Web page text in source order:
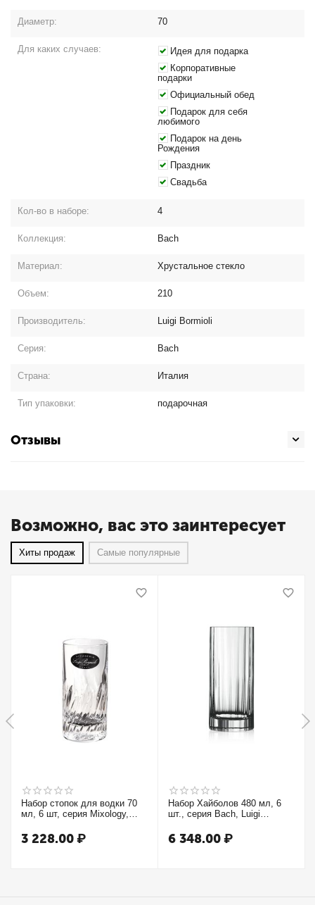
Диаметр: 70
Для каких случаев:
Идея для подарка
Корпоративные
подарки
Официальный обед
Подарок для себя
любимого
Подарок на день
Рождения
Праздник
Свадьба
Кол-во в наборе: 4
Коллекция: Bach
Материал: Хрустальное стекло
Объем: 210
Производитель: Luigi Bormioli
Серия: Bach
Страна: Италия
Тип упаковки: подарочная
Отзывы
Возможно, вас это заинтересует
Хиты продаж Самые популярные
Набор стопок для водки 70
мл, 6 шт, серия Mixology,
3 228.00₽
Набор Хайболов 480 мл, 6
шт., серия Bach, Luigi
6 348.00₽